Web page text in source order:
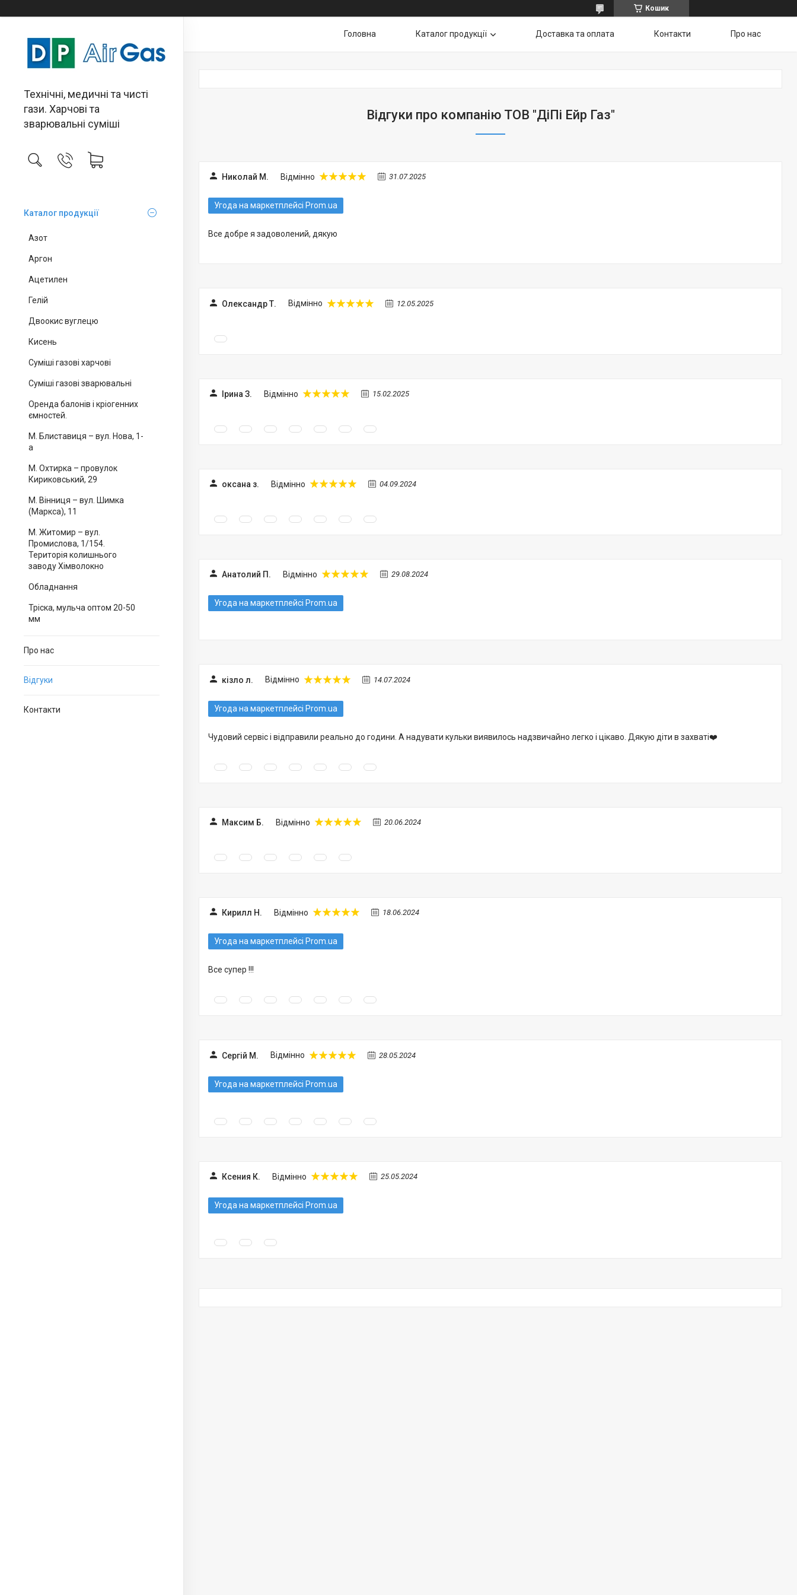
Кошик
Технічні, медичні та чисті
гази. Харчові та
зварювальні суміші
Каталог продукції
Азот
Аргон
Ацетилен
Гелій
Двоокис вуглецю
Кисень
Суміші газові харчові
Суміші газові зварювальні
Оренда балонів і кріогенних
ємностей.
М. Блиставиця – вул. Нова, 1-
а
М. Охтирка – провулок
Кириковський, 29
М. Вінниця – вул. Шимка
(Маркса), 11
М. Житомир – вул.
Промислова, 1/154.
Територія колишнього
заводу Хімволокно
Обладнання
Тріска, мульча оптом 20-50
мм
Про нас
Відгуки
Контакти
Головна Каталог продукції Доставка та оплата Контакти Про нас
Відгуки про компанію ТОВ "ДіПі Ейр Газ"
Николай М. Відмінно 31.07.2025
Угода на маркетплейсі Prom.ua
Все добре я задоволений, дякую
Олександр Т. Відмінно 12.05.2025
Ірина З. Відмінно 15.02.2025
оксана з. Відмінно 04.09.2024
Анатолий П. Відмінно 29.08.2024
Угода на маркетплейсі Prom.ua
кізло л. Відмінно 14.07.2024
Угода на маркетплейсі Prom.ua
Чудовий сервіс і відправили реально до години. А надувати кульки виявилось надзвичайно легко і цікаво. Дякую діти в захваті❤️
Максим Б. Відмінно 20.06.2024
Кирилл Н. Відмінно 18.06.2024
Угода на маркетплейсі Prom.ua
Все супер !!!
Сергій М. Відмінно 28.05.2024
Угода на маркетплейсі Prom.ua
Ксения К. Відмінно 25.05.2024
Угода на маркетплейсі Prom.ua